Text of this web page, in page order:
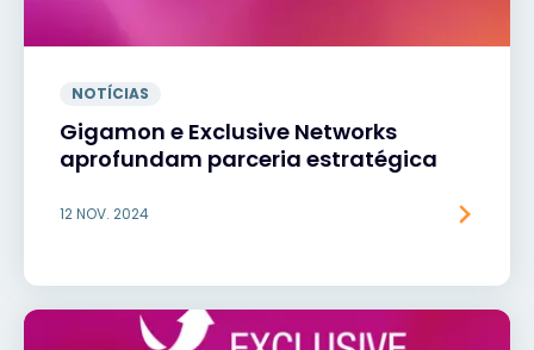
NOTÍCIAS
Gigamon e Exclusive Networks
aprofundam parceria estratégica
12 NOV. 2024